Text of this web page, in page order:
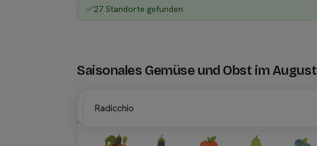
✅27 Standorte gefunden
Saisonales Gemüse und Obst im August